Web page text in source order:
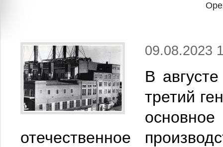
09.08.2023
В
третий
отечественное